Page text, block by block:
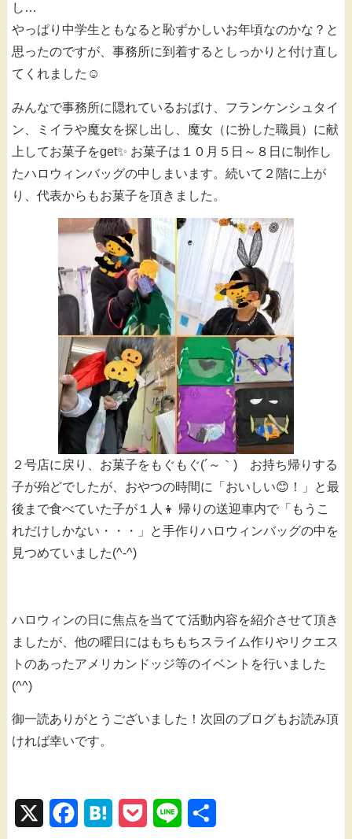
し…
やっぱり中学生ともなると恥ずかしいお年頃なのかな？と
思ったのですが、事務所に到着するとしっかりと付け直し
てくれました☺
みんなで事務所に隠れているおばけ、フランケンシュタイ
ン、ミイラや魔女を探し出し、魔女（に扮した職員）に献
上してお菓子をget✨ お菓子は１０月５日～８日に制作し
たハロウィンバッグの中しまいます。続いて２階に上が
り、代表からもお菓子を頂きました。
２号店に戻り、お菓子をもぐもぐ(´～｀) お持ち帰りする
子が殆どでしたが、おやつの時間に「おいしい😊！」と最
後まで食べていた子が１人👦 帰りの送迎車内で「もうこ
れだけしかない・・・」と手作りハロウィンバッグの中を
見つめていました(^-^)
ハロウィンの日に焦点を当てて活動内容を紹介させて頂き
ましたが、他の曜日にはもちもちスライム作りやリクエス
トのあったアメリカンドッジ等のイベントを行いました
(^^)
御一読ありがとうございました！次回のブログもお読み頂
ければ幸いです。